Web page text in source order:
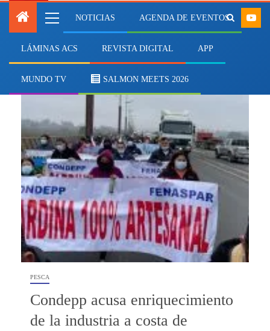
NOTICIAS AGENDA DE EVENTOS
LÁMINAS ACS REVISTA DIGITAL APP
MUNDO TV SALMON MEETS 2026
merluza
PESCA
Condepp acusa enriquecimiento
de la industria a costa de